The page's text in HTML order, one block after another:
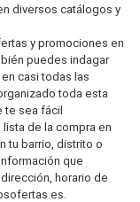
diversos catálogos y
y promociones en
puedes indagar
casi todas las
toda esta
te sea fácil
de la compra en
tu barrio, distrito o
que
horario de